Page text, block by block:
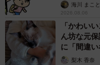
海川 まこと
2026.08.06
「かわい
ん坊な元
に「間違
梨木 香奈